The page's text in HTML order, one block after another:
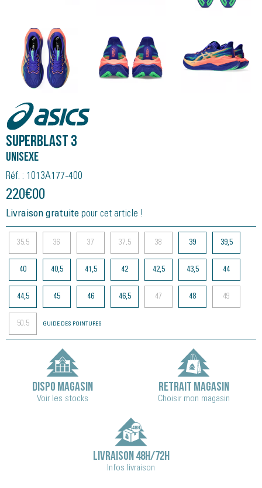
Asics
SUPERBLAST 3
Unisexe
Réf. : 1013A177-400
220€00
Livraison gratuite pour cet article !
35,5 36 37 37,5 38 39 39,5
40 40,5 41,5 42 42,5 43,5 44
44,5 45 46 46,5 47 48 49
50,5 GUIDE DES POINTURES
DISPO MAGASIN
Voir les stocks
RETRAIT MAGASIN
Choisir mon magasin
LIVRAISON 48H/72H
Infos livraison